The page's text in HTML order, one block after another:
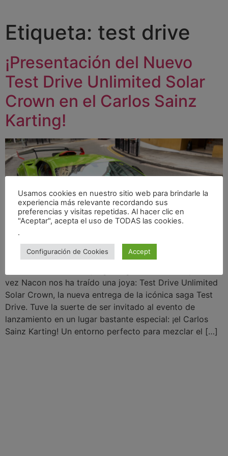
Etiqueta: test drive
¡Presentación del Nuevo
Test Drive Unlimited Solar
Crown en el Carlos Sainz
Karting!
vez Nacon nos ha traído una joya: Test Drive Unlimited
Solar Crown, la nueva entrega de la icónica saga Test
Drive. Tuve la suerte de ser invitado al evento de
lanzamiento en un lugar bastante especial: ¡el Carlos
Sainz Karting! Un entorno perfecto para mezclar el […]
Usamos cookies en nuestro sitio web para brindarle la
experiencia más relevante recordando sus
preferencias y visitas repetidas. Al hacer clic en
"Aceptar", acepta el uso de TODAS las cookies.
.
Configuración de Cookies Accept